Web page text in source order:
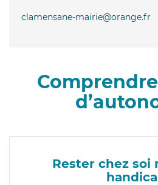
clamensane-mairie@orange.fr
Rester chez soi